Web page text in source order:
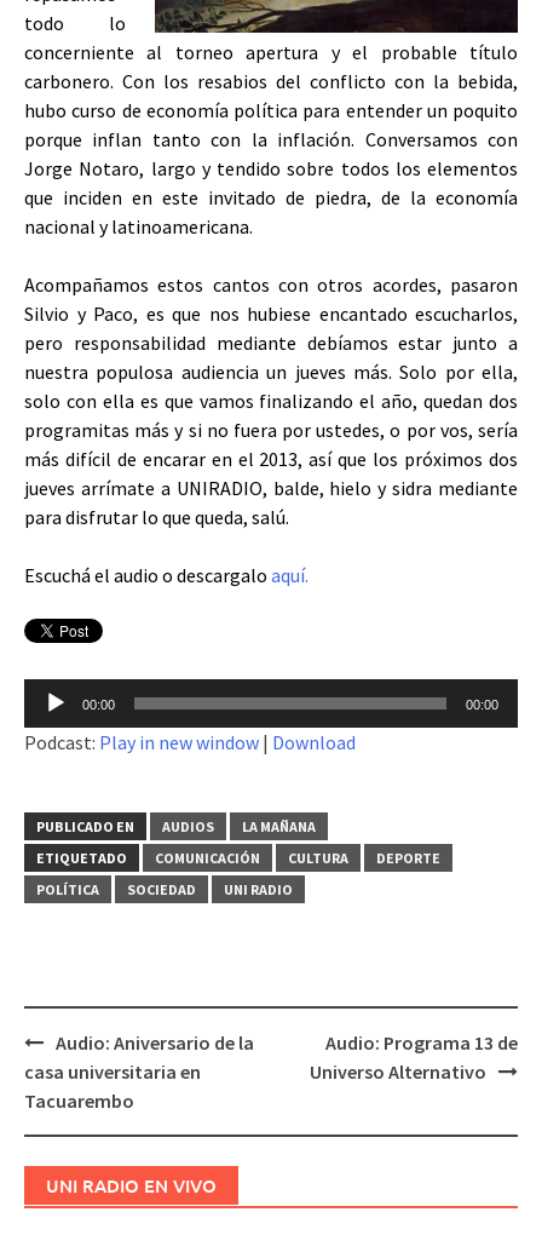
todo lo
concerniente al torneo apertura y el probable título
carbonero. Con los resabios del conflicto con la bebida,
hubo curso de economía política para entender un poquito
porque inflan tanto con la inflación. Conversamos con
Jorge Notaro, largo y tendido sobre todos los elementos
que inciden en este invitado de piedra, de la economía
nacional y latinoamericana.
Acompañamos estos cantos con otros acordes, pasaron
Silvio y Paco, es que nos hubiese encantado escucharlos,
pero responsabilidad mediante debíamos estar junto a
nuestra populosa audiencia un jueves más. Solo por ella,
solo con ella es que vamos finalizando el año, quedan dos
programitas más y si no fuera por ustedes, o por vos, sería
más difícil de encarar en el 2013, así que los próximos dos
jueves arrímate a UNIRADIO, balde, hielo y sidra mediante
para disfrutar lo que queda, salú.
Escuchá el audio o descargalo aquí.
Reproductor
de
audio
00:00 00:00
Podcast: Play in new window | Download
PUBLICADO EN AUDIOS
LA MAÑANA
ETIQUETADO
COMUNICACIÓN CULTURA
DEPORTE
POLÍTICA
SOCIEDAD UNI RADIO
Navegación
de
Audio: Aniversario de la
casa universitaria en
Tacuarembo
Audio: Programa 13 de
Universo Alternativo
UNI RADIO EN VIVO